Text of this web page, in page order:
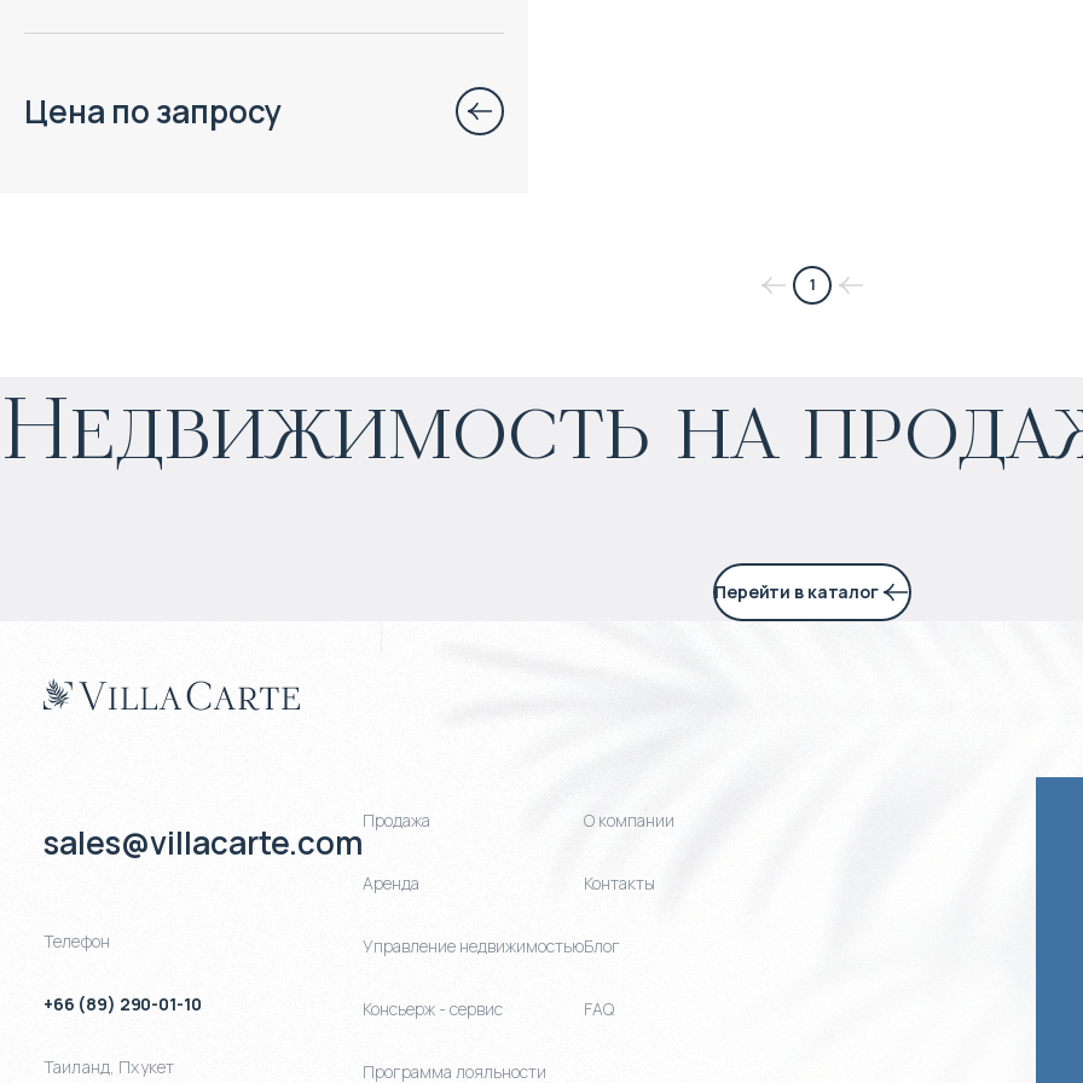
Цена по запросу
1
Недвижимость на
Прогнозируемый доход
4% годовых 6% годовых
Перейти в каталог
sales@villacarte.com
Телефон
+66 (89) 290-01-10
Таиланд, Пхукет
Продажа
Аренда
Управление недвижимостью
Консьерж - сервис
Программа лояльности
О компании
Контакты
Блог
FAQ